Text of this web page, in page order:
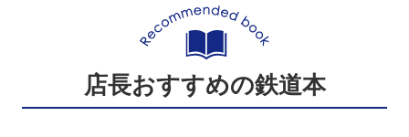
店長おすすめの鉄道本